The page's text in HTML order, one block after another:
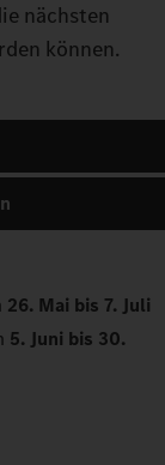
nächsten
können.
26. Mai bis 7. Juli
5. Juni bis 30.